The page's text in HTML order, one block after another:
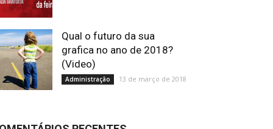
Qual o futuro da sua
grafica no ano de 2018?
(Video)
Administração 13 de março de 2018